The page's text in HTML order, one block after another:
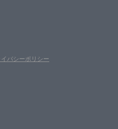
イバシーポリシー